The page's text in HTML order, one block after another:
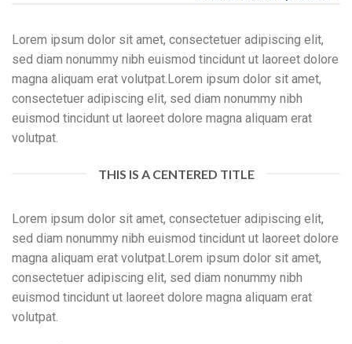
Lorem ipsum dolor sit amet, consectetuer adipiscing elit,
sed diam nonummy nibh euismod tincidunt ut laoreet dolore
magna aliquam erat volutpat.Lorem ipsum dolor sit amet,
consectetuer adipiscing elit, sed diam nonummy nibh
euismod tincidunt ut laoreet dolore magna aliquam erat
volutpat.
THIS IS A CENTERED TITLE
Lorem ipsum dolor sit amet, consectetuer adipiscing elit,
sed diam nonummy nibh euismod tincidunt ut laoreet dolore
magna aliquam erat volutpat.Lorem ipsum dolor sit amet,
consectetuer adipiscing elit, sed diam nonummy nibh
euismod tincidunt ut laoreet dolore magna aliquam erat
volutpat.